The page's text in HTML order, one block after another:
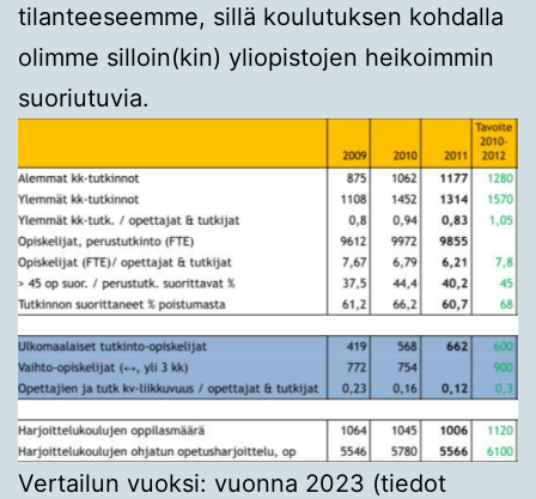
tilanteeseemme, sillä koulutuksen kohdalla
olimme silloin(kin) yliopistojen heikoimmin
suoriutuvia.
Vertailun vuoksi: vuonna 2023 (tiedot